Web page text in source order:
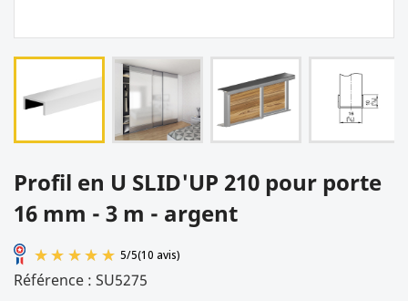
Profil en U SLID'UP 210 pour porte
16 mm - 3 m - argent
Référence : SU5275